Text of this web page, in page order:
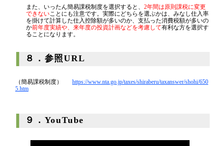
また、いったん簡易課税制度を選択すると、 2年間は原則課税に変更
できない ことにも注意です。実際にどちらを選ぶかは、みなし仕入率
を掛けて計算した仕入控除額が多いのか、支払った消費税額が多いの
か前年度実績や、来年度の投資計画などを考慮して有利な方を選択す
ることになります。
８．参照URL
（簡易課税制度）
https://www.nta.go.jp/taxes/shiraberu/taxanswer/shohi/650
5.htm
９．YouTube